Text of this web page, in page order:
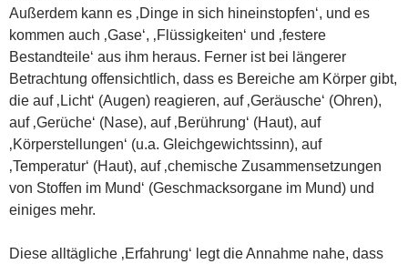
Außerdem kann es ‚Dinge in sich hineinstopfen‘, und es
kommen auch ‚Gase‘, ‚Flüssigkeiten‘ und ‚festere
Bestandteile‘ aus ihm heraus. Ferner ist bei längerer
Betrachtung offensichtlich, dass es Bereiche am Körper gibt,
die auf ‚Licht‘ (Augen) reagieren, auf ‚Geräusche‘ (Ohren),
auf ‚Gerüche‘ (Nase), auf ‚Berührung‘ (Haut), auf
‚Körperstellungen‘ (u.a. Gleichgewichtssinn), auf
‚Temperatur‘ (Haut), auf ‚chemische Zusammensetzungen
von Stoffen im Mund‘ (Geschmacksorgane im Mund) und
einiges mehr.
Diese alltägliche ‚Erfahrung‘ legt die Annahme nahe, dass